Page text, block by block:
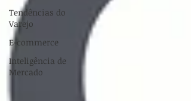
Tendências do
Varejo
E-commerce
Inteligência de
Mercado